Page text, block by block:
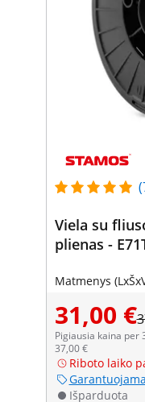
Viela su
plienas -
Matmenys
31,00 €
Pigiausia kaina per
37,00 €
Riboto laiko
Išparduota